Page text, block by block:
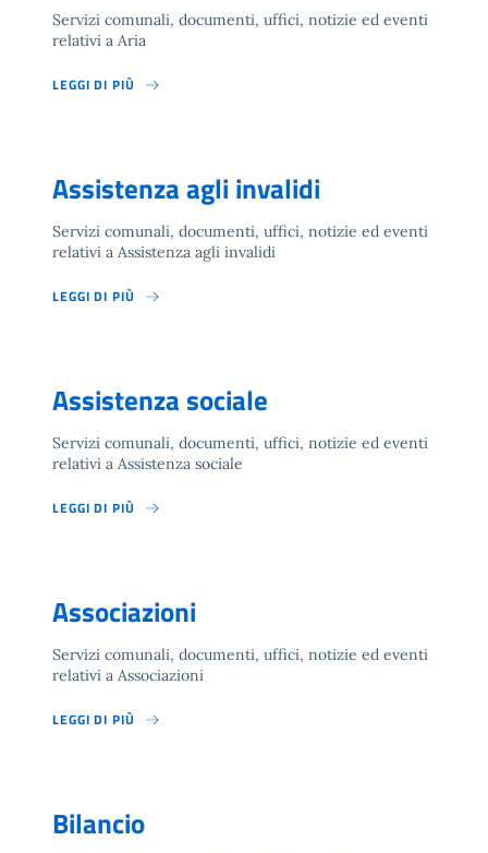
Servizi comunali, documenti, uffici, notizie ed eventi
relativi a Aria
LEGGI DI PIÙ
Assistenza agli invalidi
Servizi comunali, documenti, uffici, notizie ed eventi
relativi a Assistenza agli invalidi
LEGGI DI PIÙ
Assistenza sociale
Servizi comunali, documenti, uffici, notizie ed eventi
relativi a Assistenza sociale
LEGGI DI PIÙ
Associazioni
Servizi comunali, documenti, uffici, notizie ed eventi
relativi a Associazioni
LEGGI DI PIÙ
Bilancio